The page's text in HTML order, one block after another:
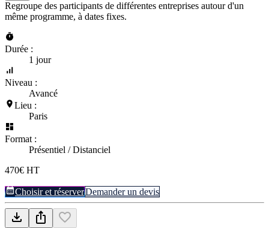
Regroupe des participants de différentes entreprises autour d'un
même programme, à dates fixes.
Durée :
1 jour
Niveau :
Avancé
Lieu :
Paris
Format :
Présentiel / Distanciel
470€ HT
Choisir et réserverDemander un devis